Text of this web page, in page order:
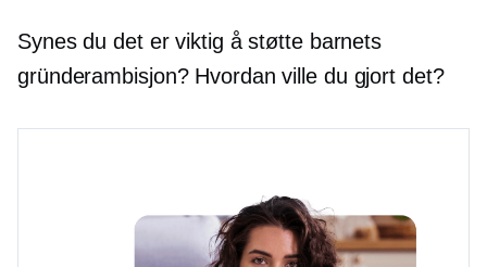
Synes du det er viktig å støtte barnets
gründerambisjon? Hvordan ville du gjort det?